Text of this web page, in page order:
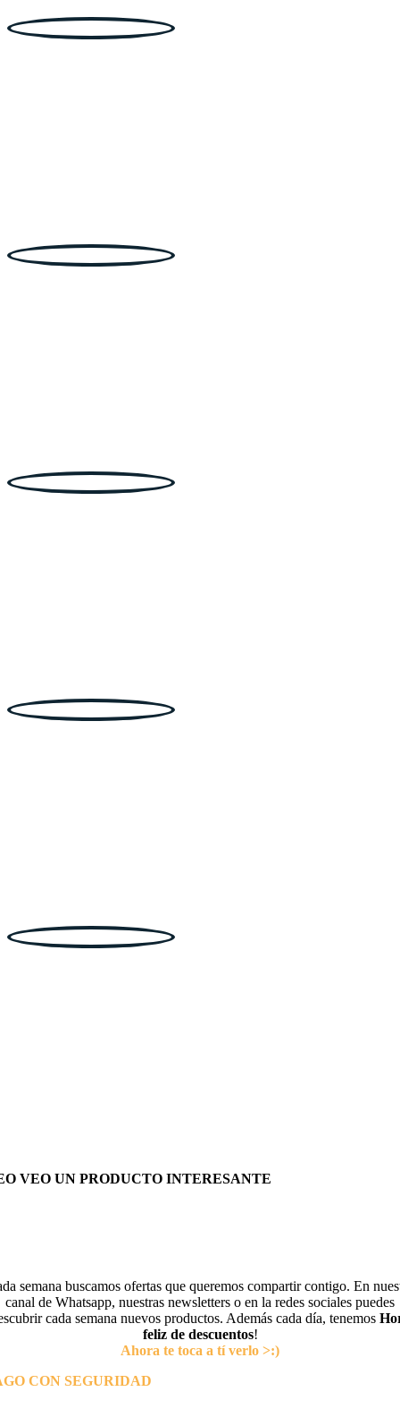
VEO UN PRODUCTO INTERESANTE
semana buscamos ofertas que queremos compartir contigo. En
canal de Whatsapp, nuestras newsletters o en la redes sociales puedes
cada semana nuevos productos. Además cada día, tenemos
feliz de descuentos!
Ahora te toca a tí verlo >:)
CON SEGURIDAD